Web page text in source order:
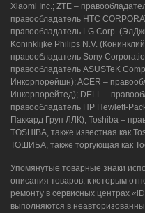
Xiaomi Inc.; ZTE –
правообладатель HTC
правообладатель LG Corp.
Koninklijke Philips N.V.
правообладатель Sony
правообладатель ASUSTeK
Инкорпорейшн); ACER –
Инкорпорейтед); DELL –
правообладатель HP Hewlett-
Паккард Груп ЛЛК); Toshiba –
TOSHIBA, также известная
ТОШИБА, также торгующая как
Упомянутые товарные знаки
описания товаров, к которым
ремонту в сервисных центрах
выполняются в